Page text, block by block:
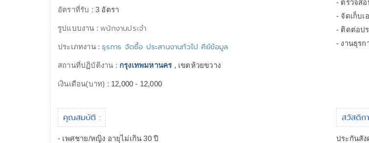
อัตราที่รับ : 3 อัตรา
รูปแบบงาน :พนักงานประจำ
ประเภทงาน :ธุรการ จัดซื้อ ประสานงานทั่วไป คีย์ข้อมูล
สถานที่ปฏิบัติงาน : กรุงเทพมหานคร, เขตห้วยขวาง
เงินเดือน(บาท) : 12,000 - 12,000
- ตรวจสอ
- จัดเก็บเ
- ติดต่อป
- งานธุร
คุณสมบัติ :
- เพศชาย/หญิง อายุไม่เกิน 30 ปี
สวัสดิก
ประกันสัง